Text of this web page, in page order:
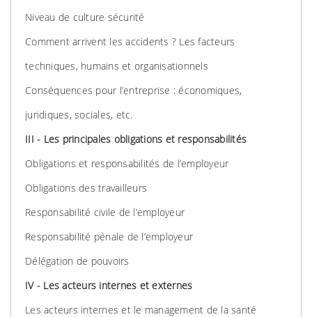
Niveau de culture sécurité
Comment arrivent les accidents ? Les facteurs
techniques, humains et organisationnels
Conséquences pour l’entreprise : économiques,
juridiques, sociales, etc.
III - Les principales obligations et responsabilités
Obligations et responsabilités de l’employeur
Obligations des travailleurs
Responsabilité civile de l’employeur
Responsabilité pénale de l’employeur
Délégation de pouvoirs
IV - Les acteurs internes et externes
Les acteurs internes et le management de la santé